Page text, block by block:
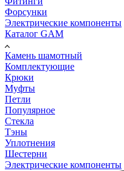
Форсунки
Электрические компоненты
Каталог GAM
Камень шамотный
Комплектующие
Крюки
Муфты
Петли
Популярное
Стекла
Тэны
Уплотнения
Шестерни
Электрические компоненты